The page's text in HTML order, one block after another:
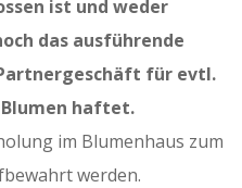
ist und weder
das ausführende
für evtl.
haftet.
im Blumenhaus zum
werden.